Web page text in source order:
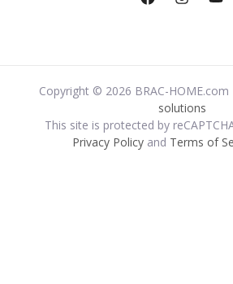
Copyright © 2026 BRAC-
solutions
This site is protected by
Privacy Policyand Terms of